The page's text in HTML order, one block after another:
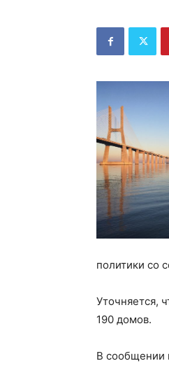
политики со
Уточняется,
190 домов.
В сообщении